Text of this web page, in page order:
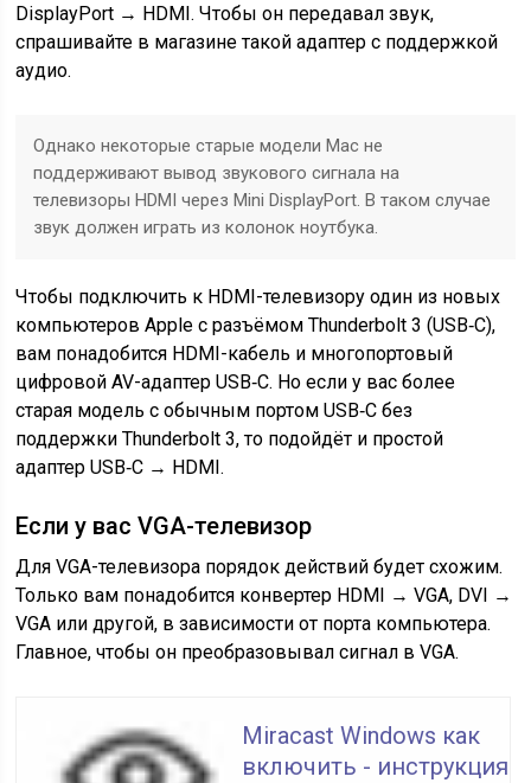
DisplayPort → HDMI. Чтобы он передавал звук,
спрашивайте в магазине такой адаптер с поддержкой
аудио.
Однако некоторые старые модели Mac не
поддерживают вывод звукового сигнала на
телевизоры HDMI через Mini DisplayPort. В таком случае
звук должен играть из колонок ноутбука.
Чтобы подключить к HDMI-телевизору один из новых
компьютеров Apple с разъёмом Thunderbolt 3 (USB‑C),
вам понадобится HDMI-кабель и многопортовый
цифровой AV-адаптер USB‑C. Но если у вас более
старая модель с обычным портом USB‑C без
поддержки Thunderbolt 3, то подойдёт и простой
адаптер USB‑C → HDMI.
Если у вас VGA-телевизор
Для VGA-телевизора порядок действий будет схожим.
Только вам понадобится конвертер HDMI → VGA, DVI →
VGA или другой, в зависимости от порта компьютера.
Главное, чтобы он преобразовывал сигнал в VGA.
Miracast Windows как
включить - инструкция